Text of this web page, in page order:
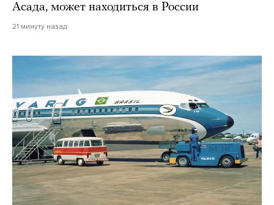
Асада, может находиться в России
21 минуту назад